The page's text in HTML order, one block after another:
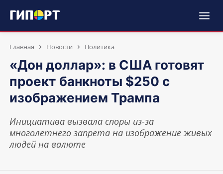
Главная Новости Политика
«Дон доллар»: в США готовят
проект банкноты $250 с
изображением Трампа
Инициатива вызвала споры из-за
многолетнего запрета на изображение живых
людей на валюте